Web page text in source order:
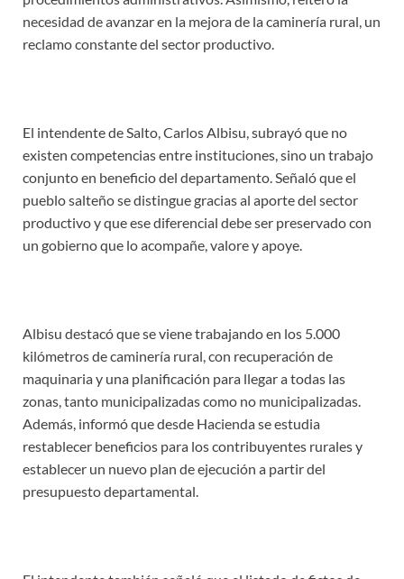
necesidad de avanzar en la mejora de la caminería rural, un
reclamo constante del sector productivo.
El intendente de Salto, Carlos Albisu, subrayó que no
existen competencias entre instituciones, sino un trabajo
conjunto en beneficio del departamento. Señaló que el
pueblo salteño se distingue gracias al aporte del sector
productivo y que ese diferencial debe ser preservado con
un gobierno que lo acompañe, valore y apoye.
Albisu destacó que se viene trabajando en los 5.000
kilómetros de caminería rural, con recuperación de
maquinaria y una planificación para llegar a todas las
zonas, tanto municipalizadas como no municipalizadas.
Además, informó que desde Hacienda se estudia
restablecer beneficios para los contribuyentes rurales y
establecer un nuevo plan de ejecución a partir del
presupuesto departamental.